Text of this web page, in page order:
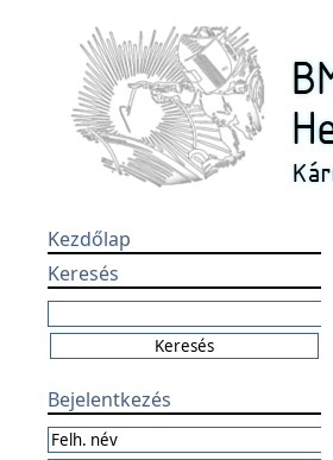
Kezdőlap
Keresés
Bejelentkezés